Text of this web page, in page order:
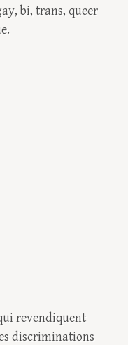
bi, trans, queer
revendiquent
discriminations